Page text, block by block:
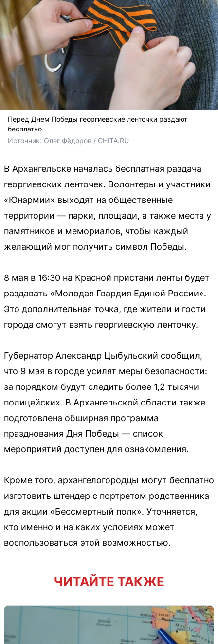
Перед Днем Победы георгиевские ленточки раздают
бесплатно
Источник: Олег Фёдоров / CHITA.RU
В Архангельске началась бесплатная раздача
георгиевских ленточек. Волонтеры и участники
«Юнармии» выходят на общественные
территории — парки, площади, а также места у
памятников и мемориалов, чтобы каждый
желающий мог получить символ Победы.
8 мая в 16:30 на Красной пристани ленты будет
раздавать «Молодая Гвардия Единой России».
Это дополнительная точка, где жители и гости
города смогут взять георгиевскую ленточку.
Губернатор Александр Цыбульский сообщил,
что 9 мая в городе усилят меры безопасности:
за порядком будут следить более 1,2 тысячи
полицейских. В Архангельской области также
подготовлена обширная программа
празднования Дня Победы — список
мероприятий доступен для ознакомления.
Кроме того, архангелогородцы могут бесплатно
изготовить штендер с портретом родственника
для акции «Бессмертный полк». Уточняется,
кто именно и на каких условиях может
воспользоваться этой возможностью.
ЧИТАЙТЕ ТАКЖЕ